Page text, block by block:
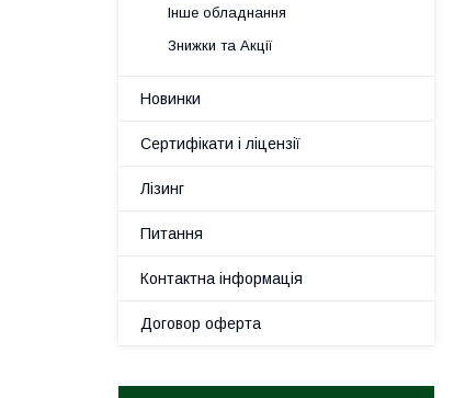
Інше обладнання
Знижки та Акції
Новинки
Сертифікати і ліцензії
Лізинг
Питання
Контактна інформація
Договор оферта